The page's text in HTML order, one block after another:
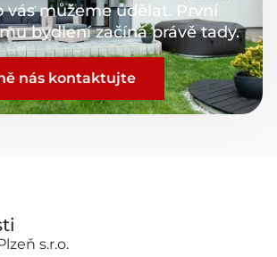
vás můžeme udělat. První
bydlení začíná právě tady.
nás kontaktujte
s.r.o.